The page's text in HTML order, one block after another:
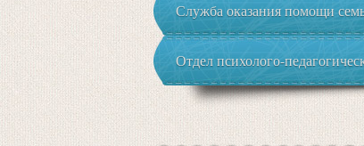
Служба оказания помощи
Отдел психолого-